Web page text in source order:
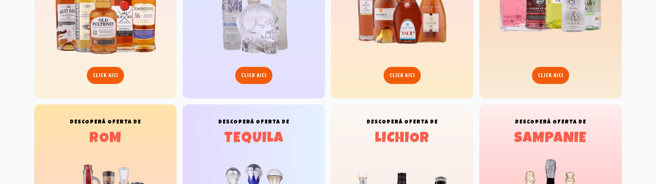
CLICK AICI CLICK AICI CLICK AICI CLICK AICI
DESCOPERĂ OFERTA DE
ROM
DESCOPERĂ OFERTA DE
TEQUILA
DESCOPERĂ OFERTA DE
LICHIOR
DESCOPERĂ OFERTA DE
SAMPANIE